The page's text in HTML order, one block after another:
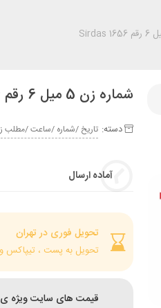
شماره زن 5 میل 6 رقم Sirdas 1656
دسته: تاريخ /شماره /ساعت /مطلب
آماده ارسال
تحویل فوری در تهران
تحویل به پست ، تیپاکس و
قیمت های سایت ویژه ی